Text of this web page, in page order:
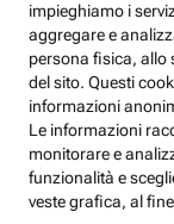
impieghiamo i
aggregare e
persona fisica, allo
del sito. Questi
informazioni
Le informazioni
monitorare e
funzionalità e
veste grafica, al